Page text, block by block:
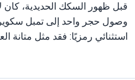
قبل ظهور السكك الحديدية،
وصول حجر واحد إلى تمبل سكوير
استثنائي رمزيًا: فقد مثل متانة